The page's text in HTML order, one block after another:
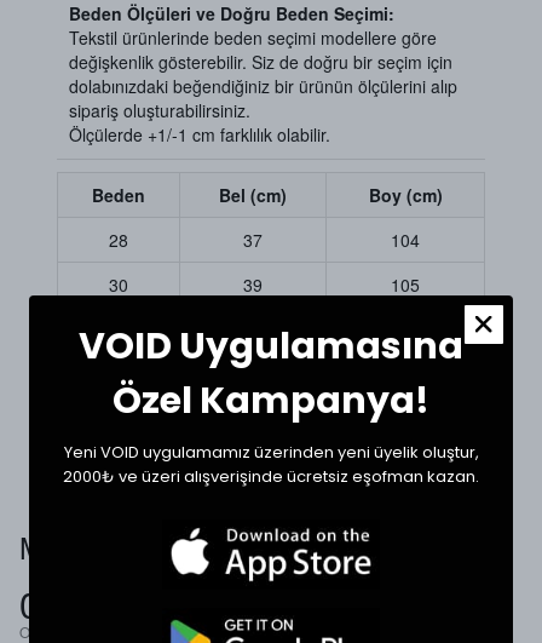
Beden Ölçüleri ve Doğru Beden Seçimi:
Tekstil ürünlerinde beden seçimi modellere göre
değişkenlik gösterebilir. Siz de doğru bir seçim için
dolabınızdaki beğendiğiniz bir ürünün ölçülerini alıp
sipariş oluşturabilirsiniz.
Ölçülerde +1/-1 cm farklılık olabilir.
Beden Bel (cm)
Boy (cm)
28
37
104
30
39
105
32
34
43
35
47 108
Müşteri Yorumları
0.0
Ortalama Puan
VOID Uygulamasına
Özel Kampanya!
Yeni VOID uygulamamız üzerinden yeni üyelik oluştur,
2000₺ ve üzeri alışverişinde ücretsiz eşofman kazan.